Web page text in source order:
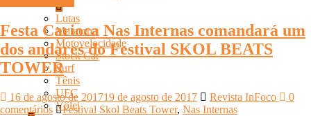
Lutas
Maratona
Motovelocidade
Stock Car
Surf
Tênis
UFC
Vôlei
Festa Carioca Nas Internas comandará um
dos andares do Festival SKOL BEATS
TOWER
16 de agosto de 201719 de agosto de 2017 Revista InFoco
0
comentários
Festival Skol Beats Tower, Nas Internas